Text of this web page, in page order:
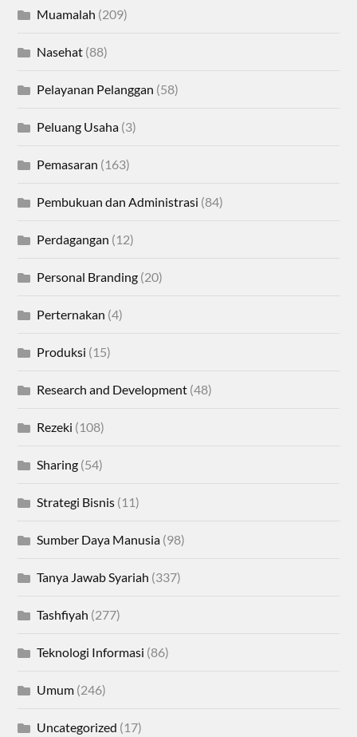
Muamalah (209)
Nasehat (88)
Pelayanan Pelanggan (58)
Peluang Usaha (3)
Pemasaran (163)
Pembukuan dan Administrasi (84)
Perdagangan (12)
Personal Branding (20)
Perternakan (4)
Produksi (15)
Research and Development (48)
Rezeki (108)
Sharing (54)
Strategi Bisnis (11)
Sumber Daya Manusia (98)
Tanya Jawab Syariah (337)
Tashfiyah (277)
Teknologi Informasi (86)
Umum (246)
Uncategorized (17)